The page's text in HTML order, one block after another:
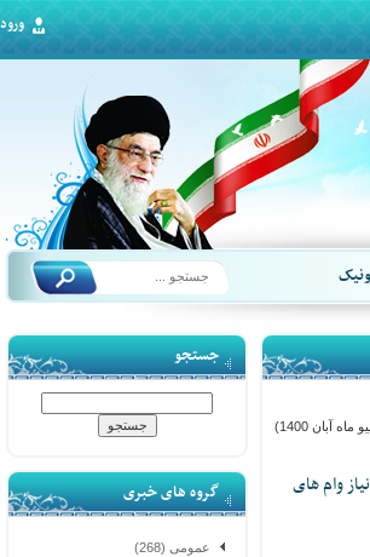
ورود
جستجو
گروه های خبری
عمومی (268)
آبان 1400)
وام های